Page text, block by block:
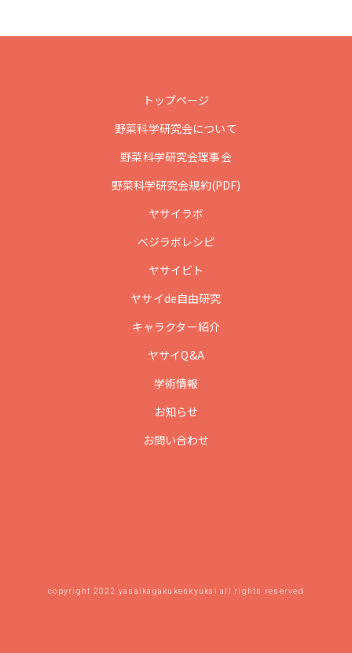
トップページ
野菜科学研究会について
野菜科学研究会理事会
野菜科学研究会規約(PDF)
ヤサイラボ
ベジラボレシピ
ヤサイビト
ヤサイde自由研究
キャラクター紹介
ヤサイQ&A
学術情報
お知らせ
お問い合わせ
copyright 2022 yasaikagakukenkyukai all rights reserved